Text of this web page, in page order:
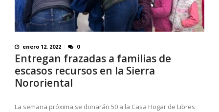
enero 12, 2022 0
Entregan frazadas a familias de
escasos recursos en la Sierra
Nororiental
La semana próxima se donarán 50 a la Casa Hogar de Libres